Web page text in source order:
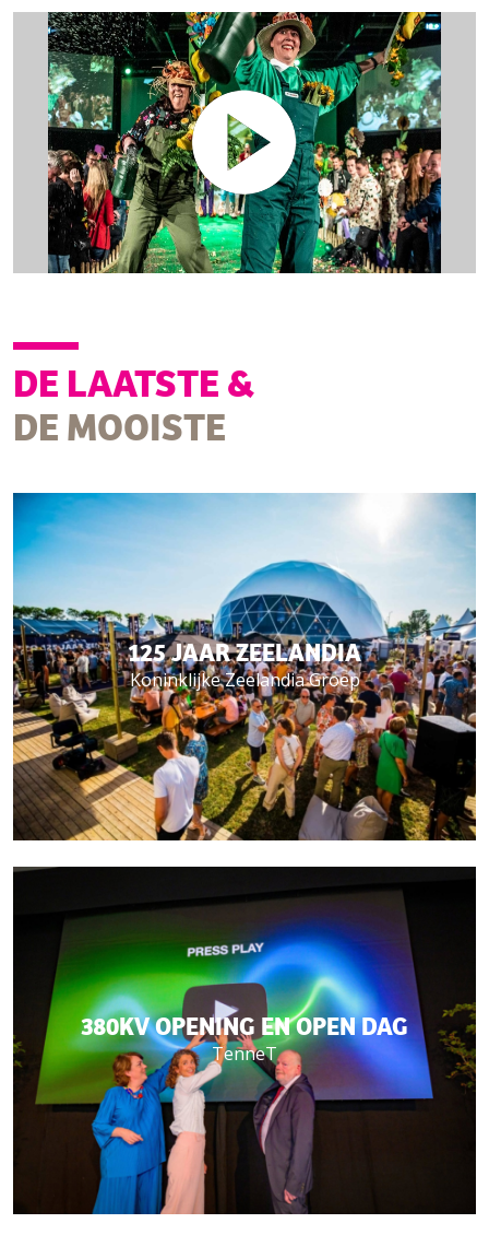
DE LAATSTE &
DE MOOISTE
125 JAAR ZEELANDIA
Koninklijke Zeelandia Groep
380KV OPENING EN OPEN DAG
TenneT